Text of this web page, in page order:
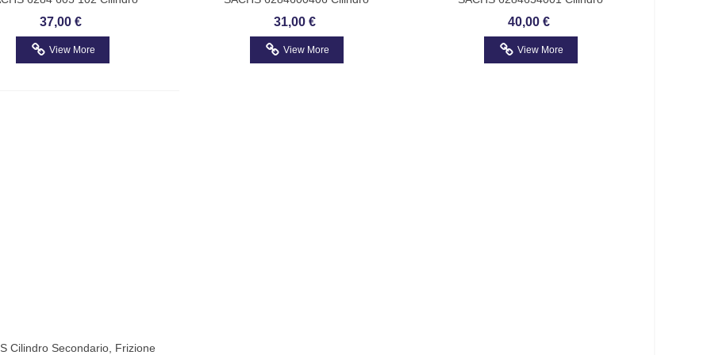
Frizione Con Sensore
37,00 €
View More
Trasmettitore Frizione Fiat Idea-Lancia
31,00 €
View More
Trasmettitore Frizione Doblo
40,00 €
View More
Cilindro Secondario, Frizione